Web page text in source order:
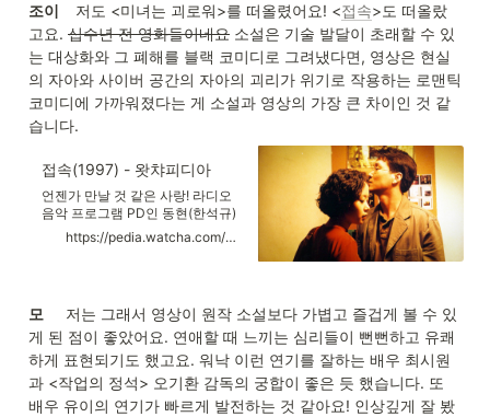
신세다. 생계를 위해 밤에는 '폰팅
알바'까지 뛰어야 한다. 쉴 틈 없이
혹사당하는 목. 그러나 정작 가장
괴로운 건 그녀의 마음이다.
조이 저도 <미녀는 괴로워>를 떠올렸어요! <접속>도 떠올랐
고요. 십수년 전 영화들이네요 소설은 기술 발달이 초래할 수 있
는 대상화와 그 폐해를 블랙 코미디로 그려냈다면, 영상은 현실
의 자아와 사이버 공간의 자아의 괴리가 위기로 작용하는 로맨틱
코미디에 가까워졌다는 게 소설과 영상의 가장 큰 차이인 것 같
습니다.
접속(1997) - 왓챠피디아
언젠가 만날 것 같은 사랑! 라디오
음악 프로그램 PD인 동현(한석규)
에게 옛 애인으로부터 낡은 음반이
보내져 오고, 바로 그날 '여인 2'라
다. 옛애인이 신청한 것이 아닐까
하는 기대를 가진다. 그러나 ID '여
인 2'의 주인공 수현(전도연)은 동
현의 옛애인이 아닌, 가질 수 없는
사랑 때문에 속을 태우고 있는 상황
이었다.
https://pedia.watcha.com/ko-KR/contents/mW93RBd
모
     저는 그래서 영상이 원작 소설보다 가볍고 즐겁게 볼 수 있
게 된 점이 좋았어요. 연애할 때 느끼는 심리들이 뻔뻔하고 유쾌
하게 표현되기도 했고요. 워낙 이런 연기를 잘하는 배우 최시원
과 <작업의 정석> 오기환 감독의 궁합이 좋은 듯 했습니다. 또
배우 유이의 연기가 빠르게 발전하는 것 같아요! 인상깊게 잘 봤